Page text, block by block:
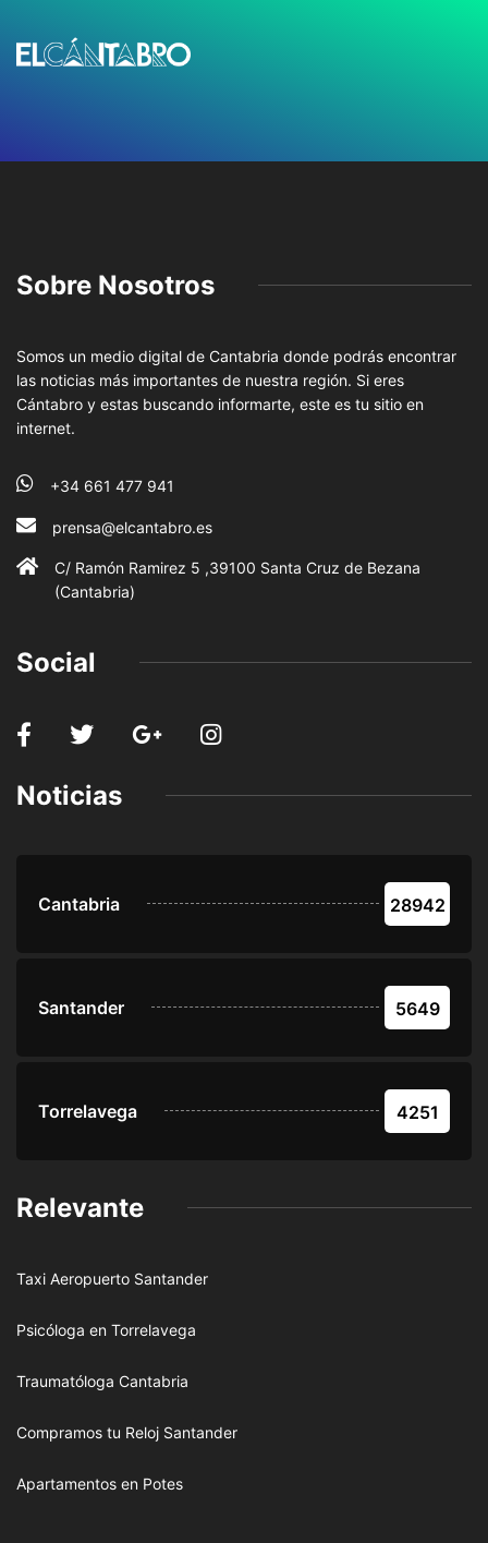
Sobre Nosotros
Somos un medio digital de Cantabria donde podrás encontrar
las noticias más importantes de nuestra región. Si eres
Cántabro y estas buscando informarte, este es tu sitio en
internet.
+34 661 477 941
prensa@elcantabro.es
C/ Ramón Ramirez 5 ,39100 Santa Cruz de Bezana
(Cantabria)
Social
Noticias
Cantabria 28942
Santander 5649
Torrelavega 4251
Relevante
Taxi Aeropuerto Santander
Psicóloga en Torrelavega
Traumatóloga Cantabria
Compramos tu Reloj Santander
Apartamentos en Potes